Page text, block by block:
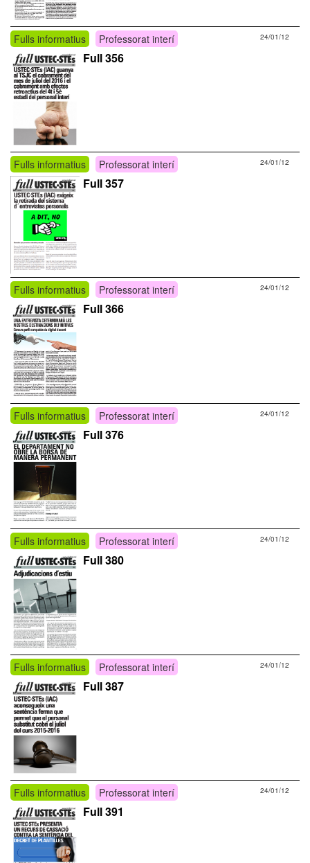
Fulls informatius Professorat interí 24/01/12
Full 356
Fulls informatius Professorat interí 24/01/12
Full 357
Fulls informatius Professorat interí 24/01/12
Full 366
Fulls informatius Professorat interí 24/01/12
Full 376
Fulls informatius Professorat interí 24/01/12
Full 380
Fulls informatius Professorat interí 24/01/12
Full 387
Fulls informatius Professorat interí 24/01/12
Full 391